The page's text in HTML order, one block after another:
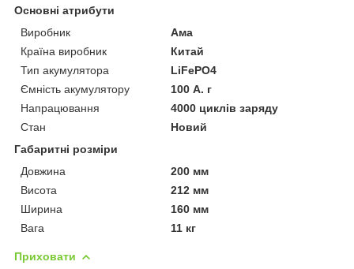
Основні атрибути
Виробник
Ама
Країна виробник
Китай
Тип акумулятора
LiFePO4
Ємність акумулятору
100 А. г
Напрацювання
4000 циклів заряду
Стан
Новий
Габаритні розміри
Довжина
200 мм
Висота
212 мм
Ширина
160 мм
Вага
11 кг
Приховати